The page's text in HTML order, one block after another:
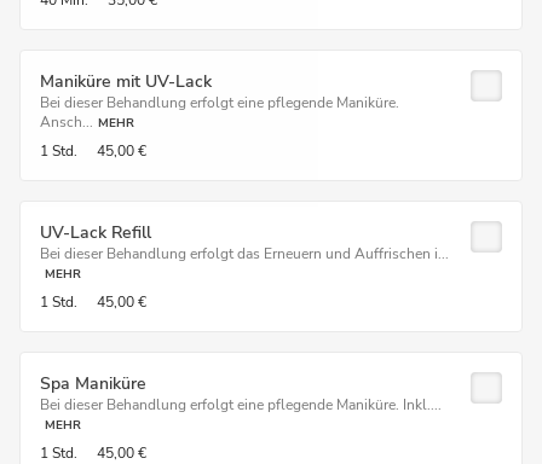
Maniküre mit UV-Lack
Bei dieser Behandlung erfolgt eine pflegende Maniküre.
Ansch... MEHR
1 Std. 45,00 €
UV-Lack Refill
Bei dieser Behandlung erfolgt das Erneuern und Auffrischen i...
MEHR
1 Std. 45,00 €
Spa Maniküre
Bei dieser Behandlung erfolgt eine pflegende Maniküre. Inkl....
MEHR
1 Std. 45,00 €